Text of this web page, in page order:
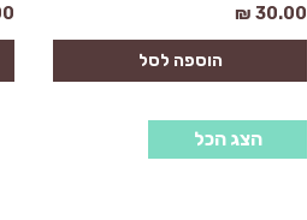
30.00 ₪
הוספה לסל
₪
הצג הכל